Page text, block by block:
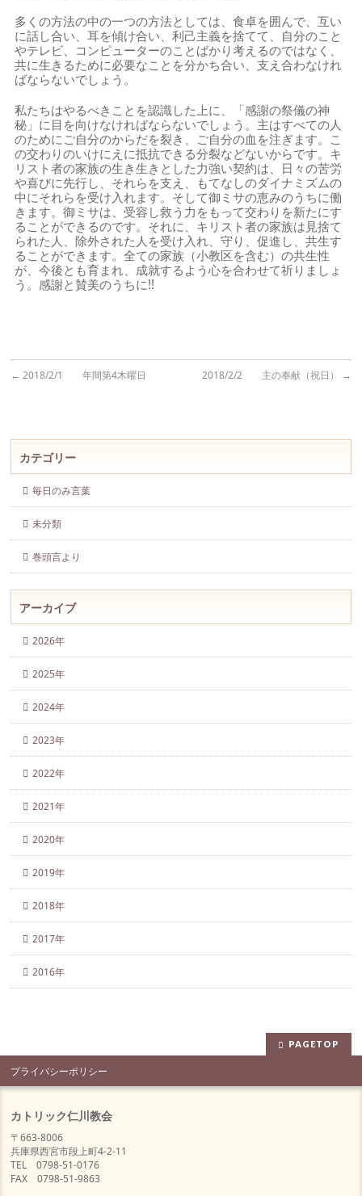
多くの方法の中の一つの方法としては、食卓を囲んで、互い
に話し合い、耳を傾け合い、利己主義を捨てて、自分のこと
やテレビ、コンピューターのことばかり考えるのではなく、
共に生きるために必要なことを分かち合い、支え合わなけれ
ばならないでしょう。
私たちはやるべきことを認識した上に、「感謝の祭儀の神
秘」に目を向けなければならないでしょう。主はすべての人
のためにご自分のからだを裂き、ご自分の血を注ぎます。こ
の交わりのいけにえに抵抗できる分裂などないからです。キ
リスト者の家族の生き生きとした力強い契約は、日々の苦労
や喜びに先行し、それらを支え、もてなしのダイナミズムの
中にそれらを受け入れます。そして御ミサの恵みのうちに働
きます。御ミサは、受容し救う力をもって交わりを新たにす
ることができるのです。それに、キリスト者の家族は見捨て
られた人、除外された人を受け入れ、守り、促進し、共生す
ることができます。全ての家族（小教区を含む）の共生性
が、今後とも育まれ、成就するよう心を合わせて祈りましょ
う。感謝と賛美のうちに!!
← 2018/2/1 年間第4木曜日 2018/2/2 主の奉献（祝日） →
カテゴリー
毎日のみ言葉
未分類
巻頭言より
アーカイブ
2026年
2025年
2024年
2023年
2022年
2021年
2020年
2019年
2018年
2017年
2016年
PAGETOP
プライバシーポリシー
カトリック仁川教会
〒663-8006
兵庫県西宮市段上町4-2-11
TEL 0798-51-0176
FAX 0798-51-9863